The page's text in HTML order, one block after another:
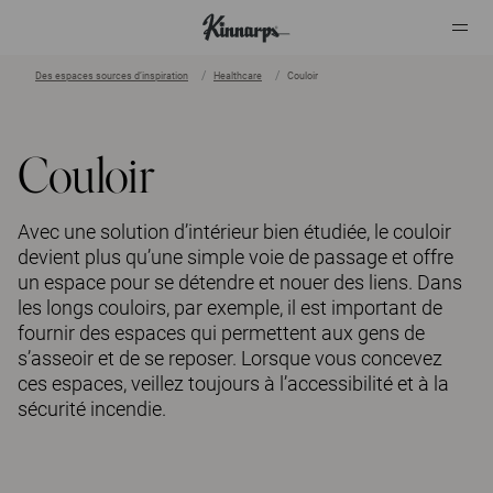
Des espaces sources d’inspiration Healthcare Couloir
Couloir
Avec une solution d’intérieur bien étudiée, le couloir
devient plus qu’une simple voie de passage et offre
un espace pour se détendre et nouer des liens. Dans
les longs couloirs, par exemple, il est important de
fournir des espaces qui permettent aux gens de
s’asseoir et de se reposer. Lorsque vous concevez
ces espaces, veillez toujours à l’accessibilité et à la
sécurité incendie.